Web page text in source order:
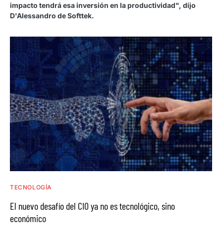
impacto tendrá esa inversión en la productividad", dijo
D'Alessandro de Softtek.
TECNOLOGÍA
El nuevo desafío del CIO ya no es tecnológico, sino
económico